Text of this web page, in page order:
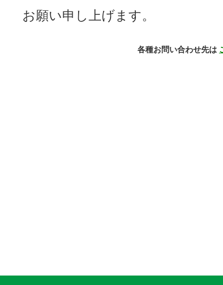
お願い申し上げます。
各種お問い合わせ先は